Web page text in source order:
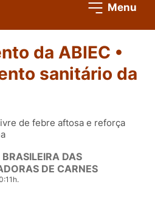
Menu
da ABIEC •
sanitário da
de febre aftosa e reforça
DAS
DE CARNES